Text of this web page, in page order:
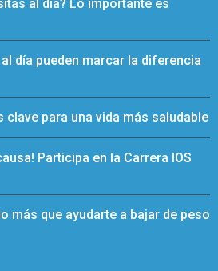
al día? Lo importante es
día pueden marcar la diferencia
clave para una vida más saludable
Participa en la Carrera IOS
más que ayudarte a bajar de peso